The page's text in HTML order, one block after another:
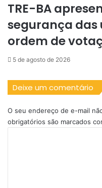
TRE-BA
segurança das
ordem de
5 de agosto de 2026
Deixe um comentário
O seu endereço de e-mail
obrigatórios são marcados